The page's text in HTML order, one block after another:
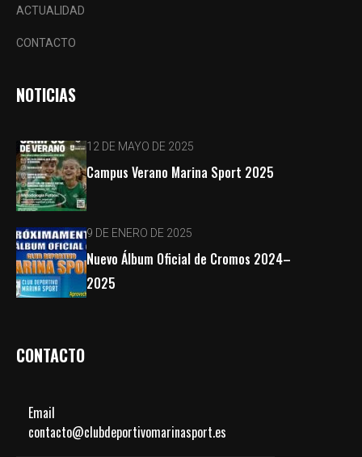
ACTUALIDAD
CONTACTO
NOTICIAS
12 DE MAYO DE 2025
Campus Verano Marina Sport 2025
9 DE ENERO DE 2025
Nuevo Álbum Oficial de Cromos 2024–
2025
CONTACTO
Email
contacto@clubdeportivomarinasport.es